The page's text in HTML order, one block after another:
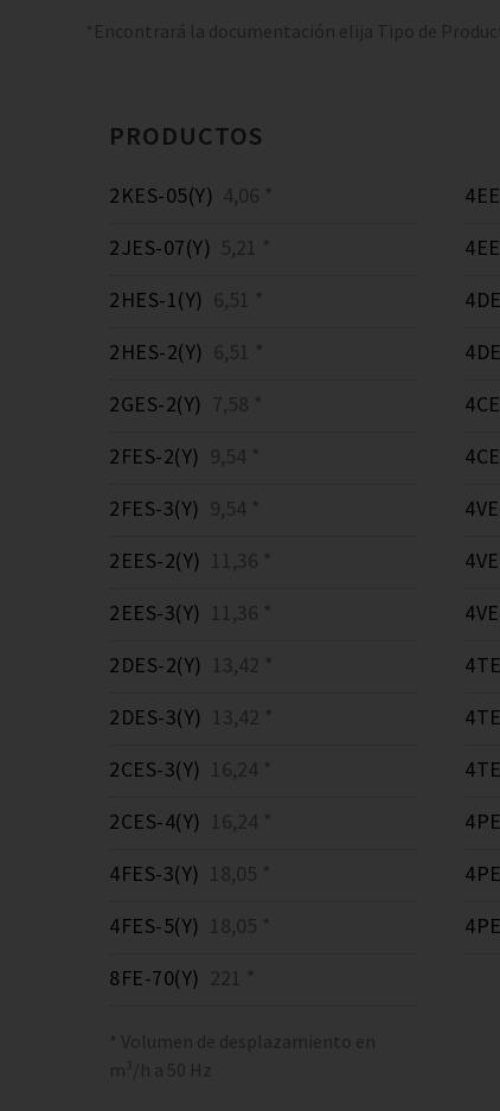
*Encontrará la documentación elija Tipo de
PRODUCTOS
2KES-05(Y) 4,06 *
2JES-07(Y) 5,21 *
2HES-1(Y) 6,51 *
2HES-2(Y) 6,51 *
2GES-2(Y) 7,58 *
2FES-2(Y) 9,54 *
2FES-3(Y) 9,54 *
2EES-2(Y) 11,36 *
2EES-3(Y) 11,36 *
2DES-2(Y) 13,42 *
2DES-3(Y) 13,42 *
2CES-3(Y) 16,24 *
2CES-4(Y) 16,24 *
4FES-3(Y) 18,05 *
4FES-5(Y) 18,05 *
8FE-70(Y) 221 *
* Volumen de desplazamiento en
m³/h a 50 Hz